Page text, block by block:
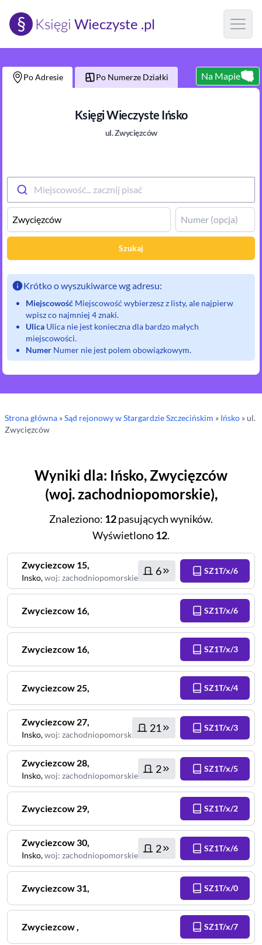
§ Księgi Wieczyste .pl Open
Po Adresie Po Numerze Działki Na Mapie
Księgi Wieczyste Ińsko
ul.Zwycięzców
Miejscowość... zacznij pisać
Szukaj
Krótko o wyszukiwarce wg adresu:
Miejscowość Miejscowość wybierzesz z listy, ale najpierw
wpisz co najmniej 4 znaki.
Ulica Ulica nie jest konieczna dla bardzo małych
miejscowości.
Numer Numer nie jest polem obowiązkowym.
Strona główna »Sąd rejonowyw Stargardzie Szczecińskim » Ińsko » ul.
Zwycięzców
Wyniki dla: Ińsko,Zwycięzców
(woj.zachodniopomorskie),
Znaleziono: 12pasujących wyników.
Wyświetlono12.
Zwyciezcow 15,
Insko,woj: zachodniopomorskie
6 SZ1T/x/6
Zwyciezcow 16, SZ1T/x/6
Zwyciezcow 16, SZ1T/x/3
Zwyciezcow 25, SZ1T/x/4
Zwyciezcow 27,
Insko,woj: zachodniopomorskie
21 SZ1T/x/3
Zwyciezcow 28,
Insko,woj: zachodniopomorskie
2 SZ1T/x/5
Zwyciezcow 29, SZ1T/x/2
Zwyciezcow30,
Insko,woj: zachodniopomorskie
2 SZ1T/x/6
Zwyciezcow31, SZ1T/x/0
Zwyciezcow, SZ1T/x/7